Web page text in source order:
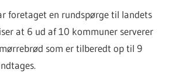
foretaget en rundspørge til landets
at 6 ud af 10 kommuner serverer
som er tilberedt op til 9